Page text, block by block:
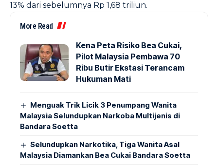
13% dari sebelumnya Rp 1,68 triliun.
More Read
Kena Peta Risiko Bea Cukai,
Pilot Malaysia Pembawa 70
Ribu Butir Ekstasi Terancam
Hukuman Mati
Menguak Trik Licik 3 Penumpang Wanita
Malaysia Selundupkan Narkoba Multijenis di
Bandara Soetta
Selundupkan Narkotika, Tiga Wanita Asal
Malaysia Diamankan Bea Cukai Bandara Soetta